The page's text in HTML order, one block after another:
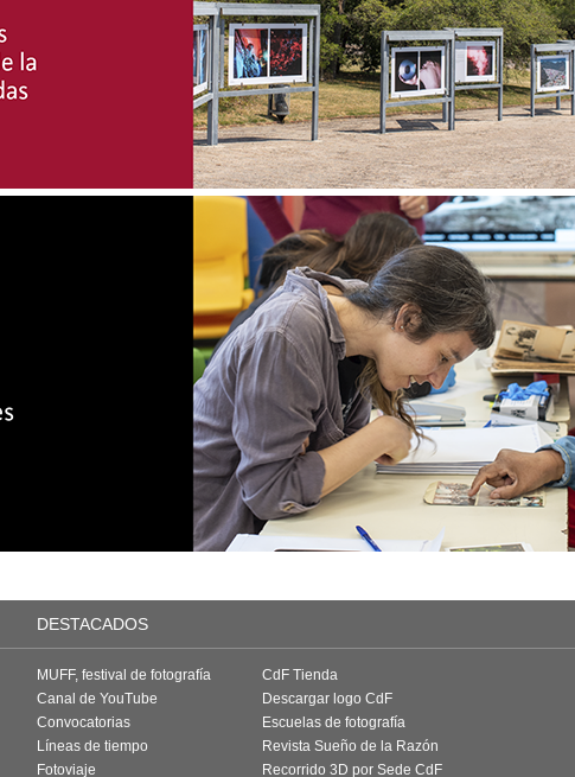
DESTACADOS
MUFF, festival de fotografía
Canal de YouTube
Convocatorias
Líneas de tiempo
Fotoviaje
CdF Tienda
Descargar logo CdF
Escuelas de fotografía
Revista Sueño de la Razón
Recorrido 3D por Sede CdF